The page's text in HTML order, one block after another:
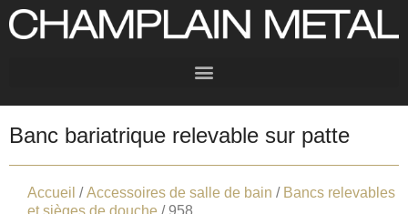
Banc bariatrique relevable sur patte
Accueil /Accessoires de salle de bain / Bancs relevables
et sièges de douche / 958